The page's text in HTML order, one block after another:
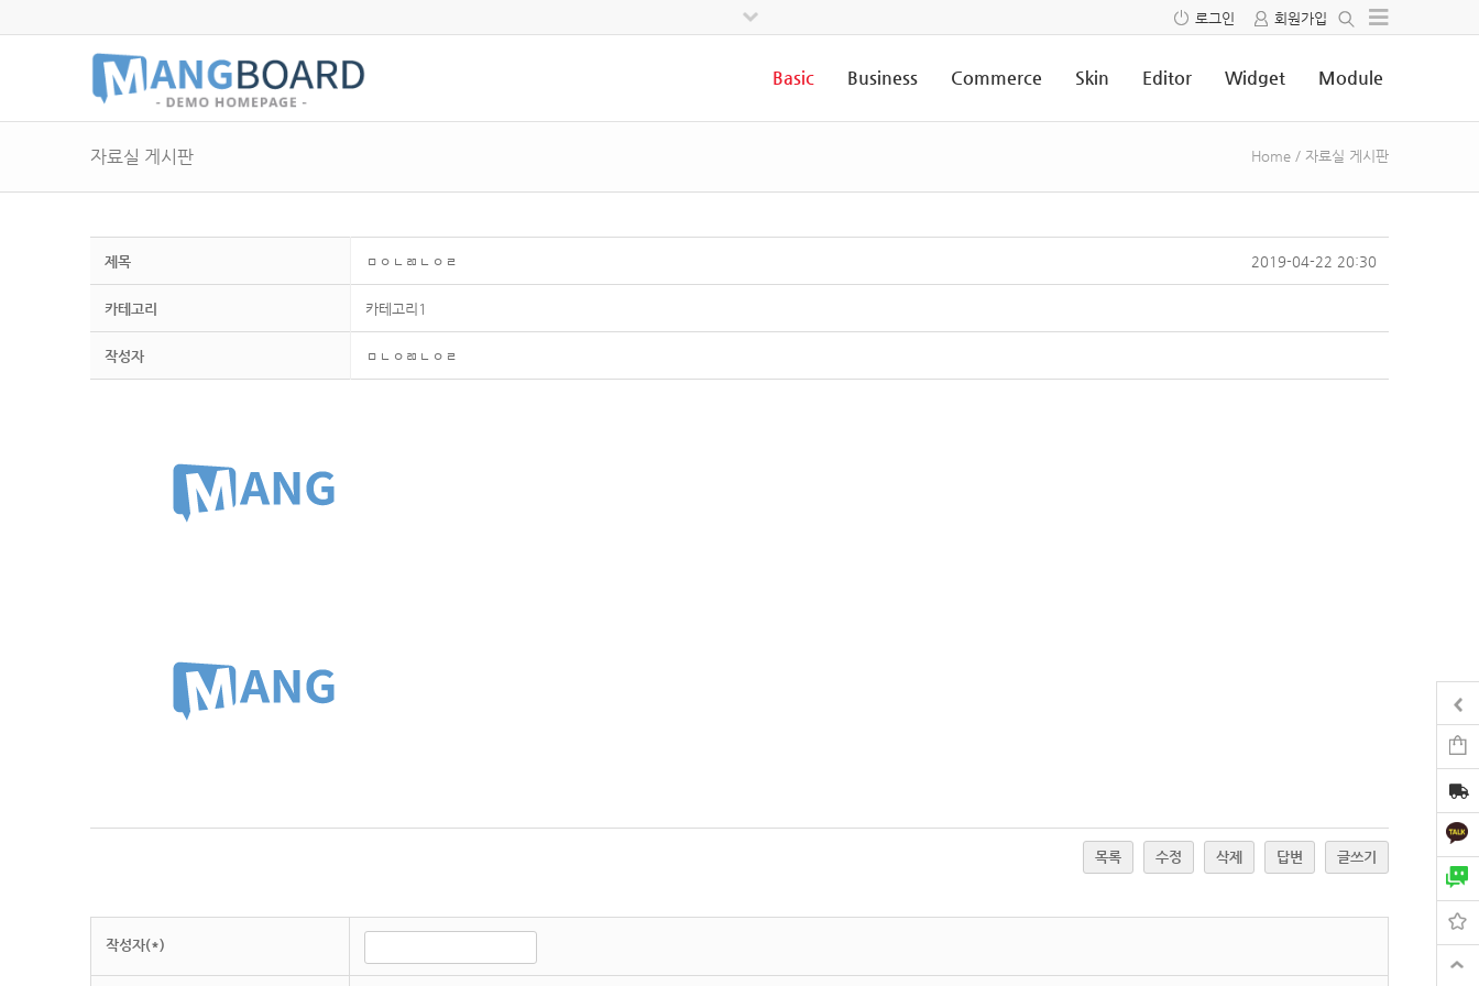
로그인 회원가입
Basic Business Commerce Skin Editor Widget Module
자료실 게시판 Home / 자료실 게시판
제목 ㅁㅇㄴㄻㄴㅇㄹ 2019-04-22 20:30
카테고리 카테고리1
작성자 ㅁㄴㅇㄻㄴㅇㄹ
목록 수정 삭제 답변 글쓰기
작성자(*)